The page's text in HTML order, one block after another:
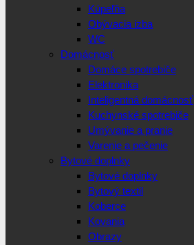
Kúpeľňa
Obývacia izba
WC
Domácnosť
Domáce spotrebiče
Elektronika
Inteligentná domácnosť
Kuchynské spotrebiče
Umývanie a pranie
Varenie a pečenie
Bytové doplnky
Bytové doplnky
Bytový textil
Koberce
Kovania
Obrazy